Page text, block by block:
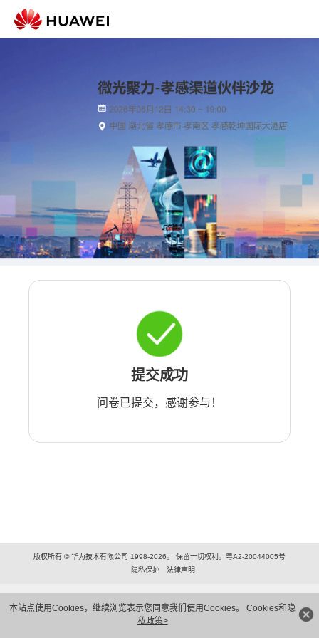
本站点使用Cookies，继续浏览表示您同意我们使用Cookies。 Cookies和隐
私政策>
提交成功
问卷已提交，感谢参与！
版权所有 © 华为技术有限公司 1998-2026。 保留一切权利。粤A2-20044005号
隐私保护
法律声明